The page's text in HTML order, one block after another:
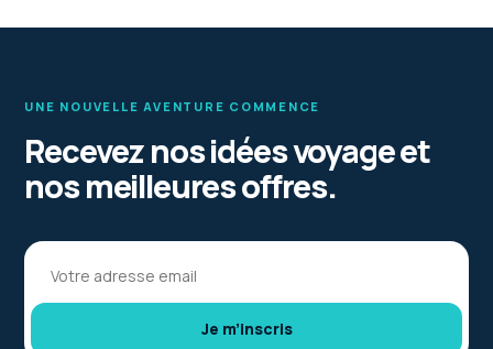
UNE NOUVELLE AVENTURE COMMENCE
Recevez nos idées voyage et
nos meilleures offres.
Je m’inscris